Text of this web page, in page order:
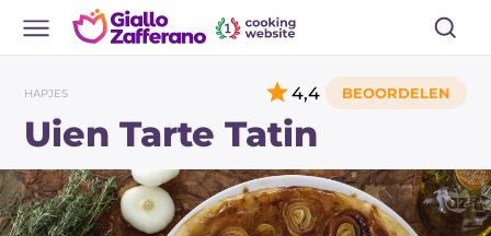
HAPJES
Uien Tarte Tatin
4,4